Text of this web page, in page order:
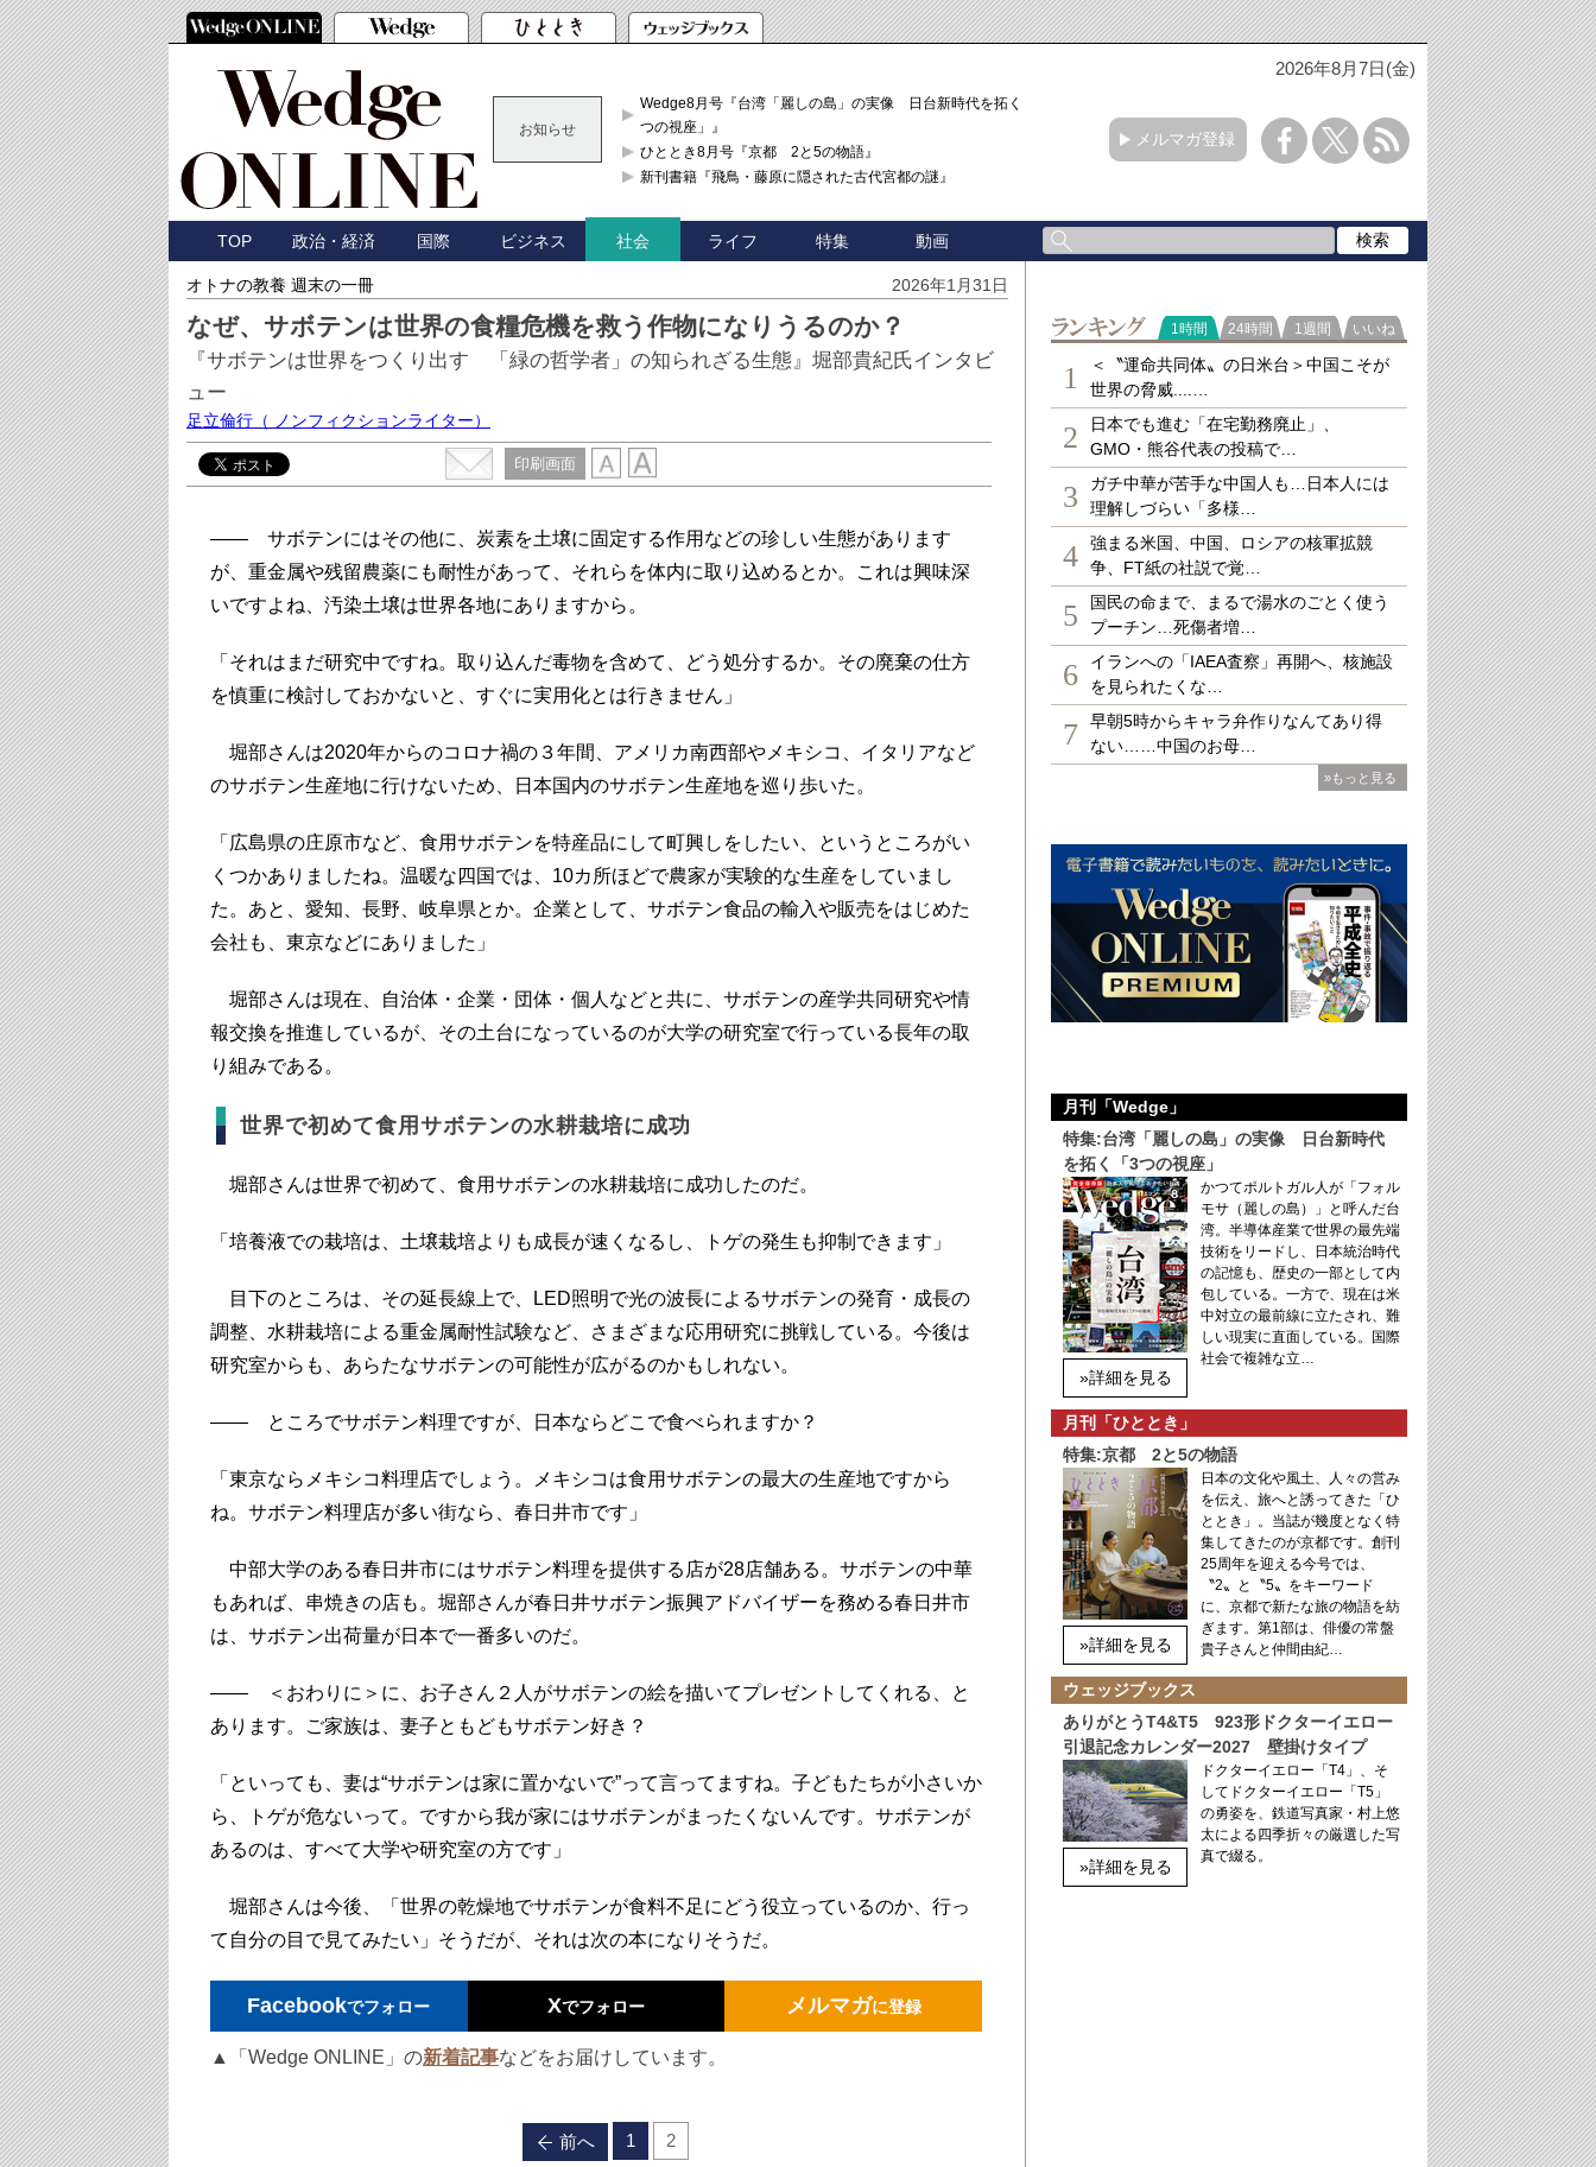
2026年8月7日(金)
お知らせ
Wedge8月号『台湾「麗しの島」の実像 日台新時代を拓く「3
つの視座」』
ひととき8月号『京都 2と5の物語』
新刊書籍『飛鳥・藤原に隠された古代宮都の謎』
メルマガ登録
TOP 政治・経済 国際 ビジネス 社会 ライフ 特集 動画
オトナの教養 週末の一冊 2026年1月31日
なぜ、サボテンは世界の食糧危機を救う作物になりうるのか？
『サボテンは世界をつくり出す 「緑の哲学者」の知られざる生態』堀部貴紀氏インタビ
ュー
足立倫行 （ ノンフィクションライター）
印刷画面
―― サボテンにはその他に、炭素を土壌に固定する作用などの珍しい生態があります
が、重金属や残留農薬にも耐性があって、それらを体内に取り込めるとか。これは興味深
いですよね、汚染土壌は世界各地にありますから。
「それはまだ研究中ですね。取り込んだ毒物を含めて、どう処分するか。その廃棄の仕方
を慎重に検討しておかないと、すぐに実用化とは行きません」
堀部さんは2020年からのコロナ禍の３年間、アメリカ南西部やメキシコ、イタリアなど
のサボテン生産地に行けないため、日本国内のサボテン生産地を巡り歩いた。
「広島県の庄原市など、食用サボテンを特産品にして町興しをしたい、というところがい
くつかありましたね。温暖な四国では、10カ所ほどで農家が実験的な生産をしていまし
た。あと、愛知、長野、岐阜県とか。企業として、サボテン食品の輸入や販売をはじめた
会社も、東京などにありました」
堀部さんは現在、自治体・企業・団体・個人などと共に、サボテンの産学共同研究や情
報交換を推進しているが、その土台になっているのが大学の研究室で行っている長年の取
り組みである。
世界で初めて食用サボテンの水耕栽培に成功
堀部さんは世界で初めて、食用サボテンの水耕栽培に成功したのだ。
「培養液での栽培は、土壌栽培よりも成長が速くなるし、トゲの発生も抑制できます」
目下のところは、その延長線上で、LED照明で光の波長によるサボテンの発育・成長の
調整、水耕栽培による重金属耐性試験など、さまざまな応用研究に挑戦している。今後は
研究室からも、あらたなサボテンの可能性が広がるのかもしれない。
―― ところでサボテン料理ですが、日本ならどこで食べられますか？
「東京ならメキシコ料理店でしょう。メキシコは食用サボテンの最大の生産地ですから
ね。サボテン料理店が多い街なら、春日井市です」
中部大学のある春日井市にはサボテン料理を提供する店が28店舗ある。サボテンの中華
もあれば、串焼きの店も。堀部さんが春日井サボテン振興アドバイザーを務める春日井市
は、サボテン出荷量が日本で一番多いのだ。
―― ＜おわりに＞に、お子さん２人がサボテンの絵を描いてプレゼントしてくれる、と
あります。ご家族は、妻子ともどもサボテン好き？
「といっても、妻は“サボテンは家に置かないで”って言ってますね。子どもたちが小さいか
ら、トゲが危ないって。ですから我が家にはサボテンがまったくないんです。サボテンが
あるのは、すべて大学や研究室の方です」
堀部さんは今後、「世界の乾燥地でサボテンが食料不足にどう役立っているのか、行っ
て自分の目で見てみたい」そうだが、それは次の本になりそうだ。
Facebookでフォロー Xでフォロー メルマガに登録
▲「Wedge ONLINE」の新着記事などをお届けしています。
前へ 1 2
ランキング
1時間 24時間 1週間 いいね
1
＜〝運命共同体〟の日米台＞中国こそが
世界の脅威....…
2
日本でも進む「在宅勤務廃止」、
GMO・熊谷代表の投稿で…
3
ガチ中華が苦手な中国人も…日本人には
理解しづらい「多様…
4
強まる米国、中国、ロシアの核軍拡競
争、FT紙の社説で覚…
5
国民の命まで、まるで湯水のごとく使う
プーチン…死傷者増…
6
イランへの「IAEA査察」再開へ、核施設
を見られたくな…
7
早朝5時からキャラ弁作りなんてあり得
ない……中国のお母…
»もっと見る
月刊「Wedge」
特集:台湾「麗しの島」の実像 日台新時代
を拓く「3つの視座」
»詳細を見る
かつてポルトガル人が「フォル
モサ（麗しの島）」と呼んだ台
湾。半導体産業で世界の最先端
技術をリードし、日本統治時代
の記憶も、歴史の一部として内
包している。一方で、現在は米
中対立の最前線に立たされ、難
しい現実に直面している。国際
社会で複雑な立…
月刊「ひととき」
特集:京都 2と5の物語
»詳細を見る
日本の文化や風土、人々の営み
を伝え、旅へと誘ってきた「ひ
ととき」。当誌が幾度となく特
集してきたのが京都です。創刊
25周年を迎える今号では、
〝2〟と〝5〟をキーワード
に、京都で新たな旅の物語を紡
ぎます。第1部は、俳優の常盤
貴子さんと仲間由紀…
ウェッジブックス
ありがとうT4&T5 923形ドクターイエロー
引退記念カレンダー2027 壁掛けタイプ
»詳細を見る
ドクターイエロー「T4」、そ
してドクターイエロー「T5」
の勇姿を、鉄道写真家・村上悠
太による四季折々の厳選した写
真で綴る。